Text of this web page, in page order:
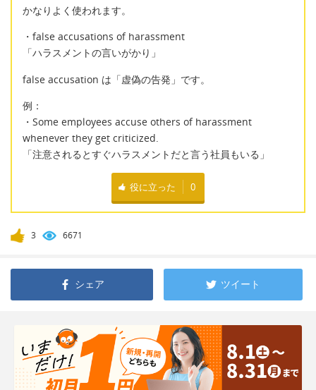
かなりよく使われます。
・false accusations of harassment
「ハラスメントの言いがかり」
false accusation は「虚偽の告発」です。
例：
・Some employees accuse others of harassment
whenever they get criticized.
「注意されるとすぐハラスメントだと言う社員もいる」
役に立った 0
3 6671
シェア ツイート